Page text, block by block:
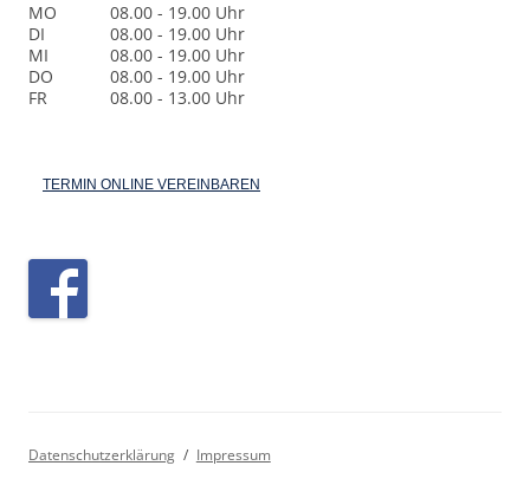
MO
08.00 - 19.00 Uhr
DI
08.00 - 19.00 Uhr
MI
08.00 - 19.00 Uhr
DO
08.00 - 19.00 Uhr
FR
08.00 - 13.00 Uhr
TERMIN ONLINE VEREINBAREN
Datenschutzerklärung Impressum